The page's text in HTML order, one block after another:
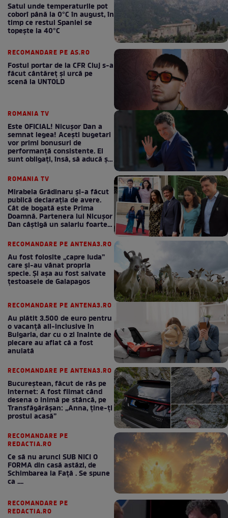
Satul unde temperaturile pot
coborî până la 0°C în august, în
timp ce restul Spaniei se
topește la 40°C
RECOMANDARE PE AS.RO
Fostul portar de la CFR Cluj s-a
făcut cântăreţ şi urcă pe
scenă la UNTOLD
ROMANIA TV
Este OFICIAL! Nicușor Dan a
semnat legea! Acești bugetari
vor primi bonusuri de
performanță consistente. Ei
sunt obligați, însă, să aducă și
ROMANIA TV
Mirabela Grădinaru și-a făcut
publică declarația de avere.
Cât de bogată este Prima
Doamnă. Partenera lui Nicușor
Dan câștigă un salariu foarte
RECOMANDARE PE ANTENA3.RO
Au fost folosite „capre Iuda”
care și-au vânat propria
specie. Și așa au fost salvate
țestoasele de Galapagos
RECOMANDARE PE ANTENA3.RO
Au plătit 3.500 de euro pentru
o vacanță all-inclusive în
Bulgaria, dar cu o zi înainte de
plecare au aflat că a fost
anulată
RECOMANDARE PE ANTENA3.RO
Bucureștean, făcut de râs pe
internet: A fost filmat când
desena o inimă pe stâncă, pe
Transfăgărășan: „Anna, ține-ți
prostul acasă”
RECOMANDARE PE
REDACTIA.RO
Ce să nu arunci SUB NICI O
FORMA din casă astăzi, de
Schimbarea la Față . Se spune
ca ....
RECOMANDARE PE
REDACTIA.RO